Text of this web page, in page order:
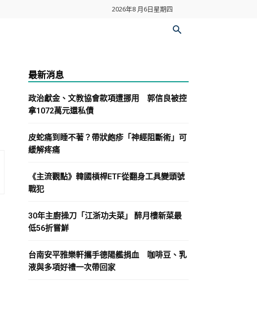
2026年8 月6日星期四
最新消息
政治獻金、文教協會款項遭挪用 郭信良被控
拿1072萬元還私債
皮蛇痛到睡不著？帶狀皰疹「神經阻斷術」可
緩解疼痛
《主流觀點》韓國槓桿ETF從翻身工具變頭號
戰犯
30年主廚操刀「江浙功夫菜」 醉月樓新菜最
低56折嘗鮮
台南安平雅樂軒攜手德陽艦捐血 咖啡豆、乳
液與多項好禮一次帶回家